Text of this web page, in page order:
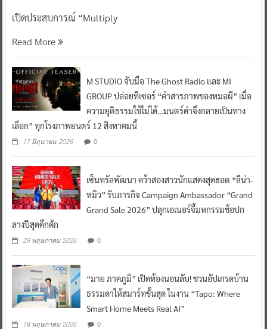
เปิดประสบการณ์ “Multiply
Read More
M STUDIO จับมือ The Ghost Radio และ MI
GROUP ปล่อยทีเซอร์ “คำสารภาพของหมอผี” เมื่อ
ความยุติธรรมใช้ไม่ได้…มนตร์ดำจึงกลายเป็นทาง
เลือก” ทุกโรงภาพยนตร์ 12 สิงหาคมนี้
17 มิถุนายน 2026 0
เซ็นทรัลพัฒนา คว้าสองสาวนักแสดงสุดฮอต “ลีน่า-
หมิว” รับภารกิจ Campaign Ambassador “Grand
Grand Sale 2026” ปลุกเอเนอร์จี้มหกรรมช้อปก
ลางปีสุดคึกคัก
29 พฤษภาคม 2026 0
“มาย ภาคภูมิ” เปิดห้องนอนลับ! ชวนอัปเกรดบ้าน
ธรรมดาให้สมาร์ทขั้นสุด ในงาน “Tapo: Where
Smart Home Meets Real AI”
18 พฤษภาคม 2026 0